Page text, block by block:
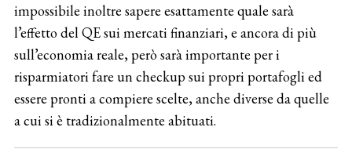
impossibile inoltre sapere esattamente quale sarà
l’effetto del QE sui mercati finanziari, e ancora di più
sull’economia reale, però sarà importante per i
risparmiatori fare un checkup sui propri portafogli ed
essere pronti a compiere scelte, anche diverse da quelle
a cui si è tradizionalmente abituati.